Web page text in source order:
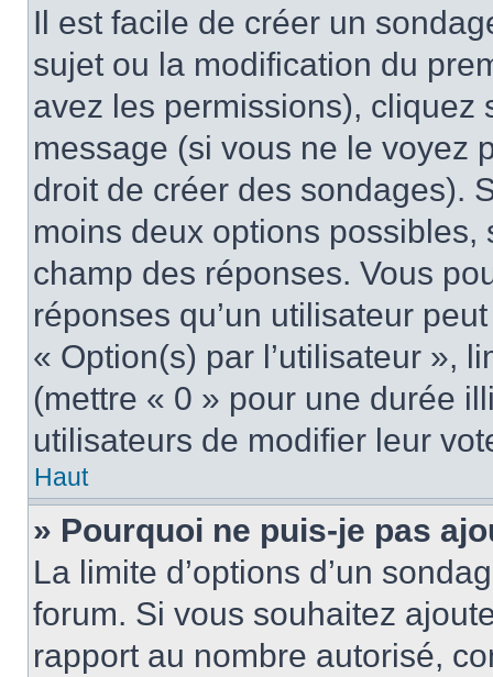
Il est facile de créer un
sujet ou la modification du
avez les permissions), cliquez
message (si vous ne le voyez
droit de créer des sondages).
moins deux options
champ des réponses. Vous
réponses qu’un utilisateur
« Option(s) par l’utilisateur »,
(mettre « 0 » pour une durée
utilisateurs de modifier leur
Haut
» Pourquoi ne puis-je pas
La limite d’options d’un
forum. Si vous souhaitez
rapport au nombre autorisé,